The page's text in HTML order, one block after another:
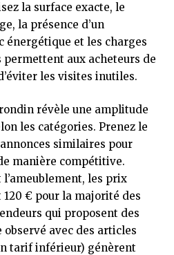
la surface exacte, le
la présence d’un
énergétique et les charges
permettent aux acheteurs de
les visites inutiles.
révèle une amplitude
les catégories. Prenez le
similaires pour
manière compétitive.
les prix
€ pour la majorité des
qui proposent des
avec des articles
tarif inférieur) génèrent